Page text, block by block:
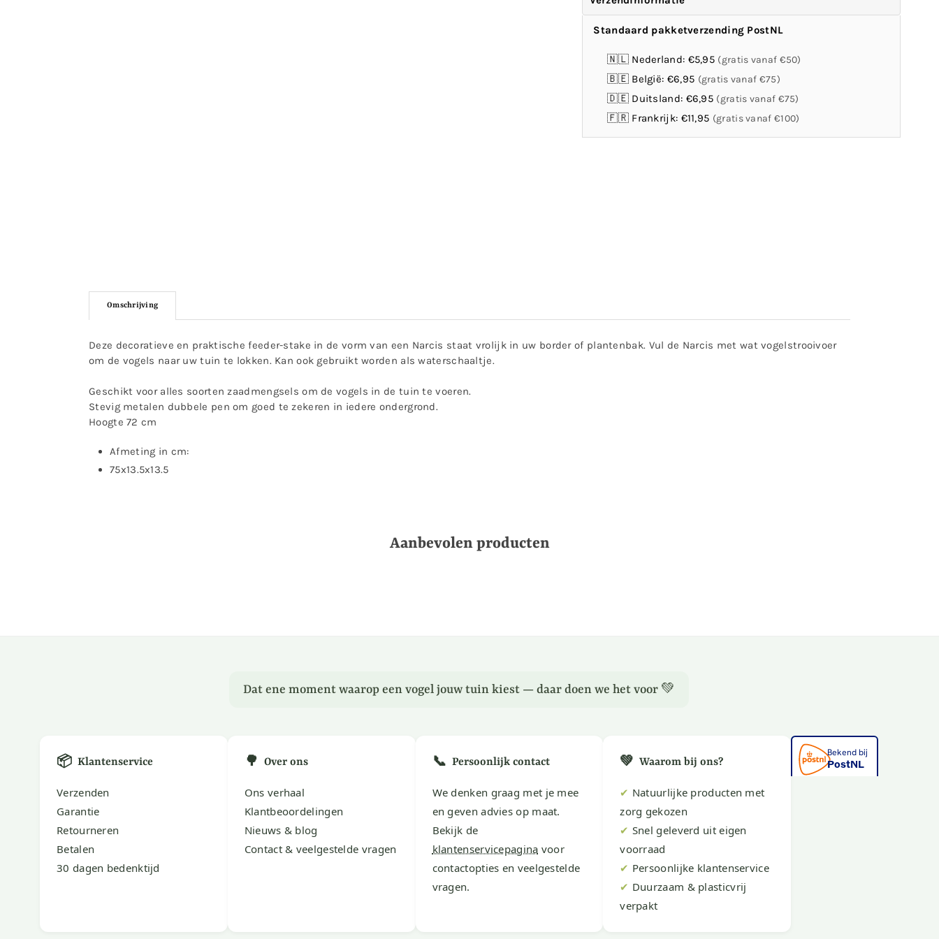
Standaard pakketverzending PostNL
🇳🇱 Nederland: €5,95 (gratis vanaf €50)
🇧🇪 België: €6,95 (gratis vanaf €75)
🇩🇪 Duitsland: €6,95 (gratis vanaf €75)
🇫🇷 Frankrijk: €11,95 (gratis vanaf €100)
Omschrijving
Deze decoratieve en praktische feeder-stake in de vorm van een Narcis staat vrolijk in uw border of plantenbak. Vul de Narcis met wat vogelstrooivoer
om de vogels naar uw tuin te lokken. Kan ook gebruikt worden als waterschaaltje.
Geschikt voor alles soorten zaadmengsels om de vogels in de tuin te voeren.
Stevig metalen dubbele pen om goed te zekeren in iedere ondergrond.
Hoogte 72 cm
Afmeting in cm:
75x13.5x13.5
Aanbevolen producten
Dat ene moment waarop een vogel jouw tuin kiest — daar doen we het voor 💚
📦 Klantenservice
Verzenden
Garantie
Retourneren
Betalen
30 dagen bedenktijd
🌳 Over ons
Ons verhaal
Klantbeoordelingen
Nieuws & blog
Contact & veelgestelde vragen
📞 Persoonlijk contact
We denken graag met je mee
en geven advies op maat.
Bekijk de
klantenservicepagina voor
contactopties en veelgestelde
vragen.
💚 Waarom bij ons?
✔ Natuurlijke producten met
zorg gekozen
✔ Snel geleverd uit eigen
voorraad
✔ Persoonlijke klantenservice
✔ Duurzaam & plasticvrij
verpakt